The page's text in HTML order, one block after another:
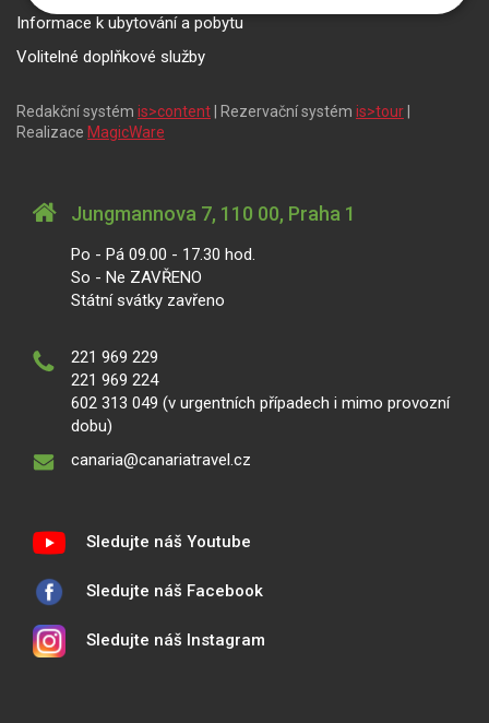
Informace k ubytování a pobytu
Volitelné doplňkové služby
Redakční systém is>content | Rezervační systém is>tour
Realizace MagicWare
Jungmannova 7, 110 00, Praha 1
Po - Pá 09.00 - 17.30 hod.
So - Ne ZAVŘENO
Státní svátky zavřeno
221 969 229
221 969 224
602 313 049 (v urgentních případech i mimo provozní
dobu)
canaria@canariatravel.cz
Sledujte náš Youtube
Sledujte náš Facebook
Sledujte náš Instagram